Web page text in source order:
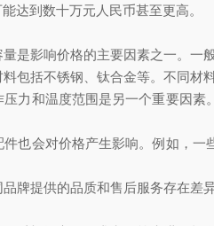
达到数十万元人民币甚至更高。
是影响价格的主要因素之一。一
包括不锈钢、钛合金等。不同材
力和温度范围是另一个重要因素
也会对价格产生影响。例如，一
牌提供的品质和售后服务存在差